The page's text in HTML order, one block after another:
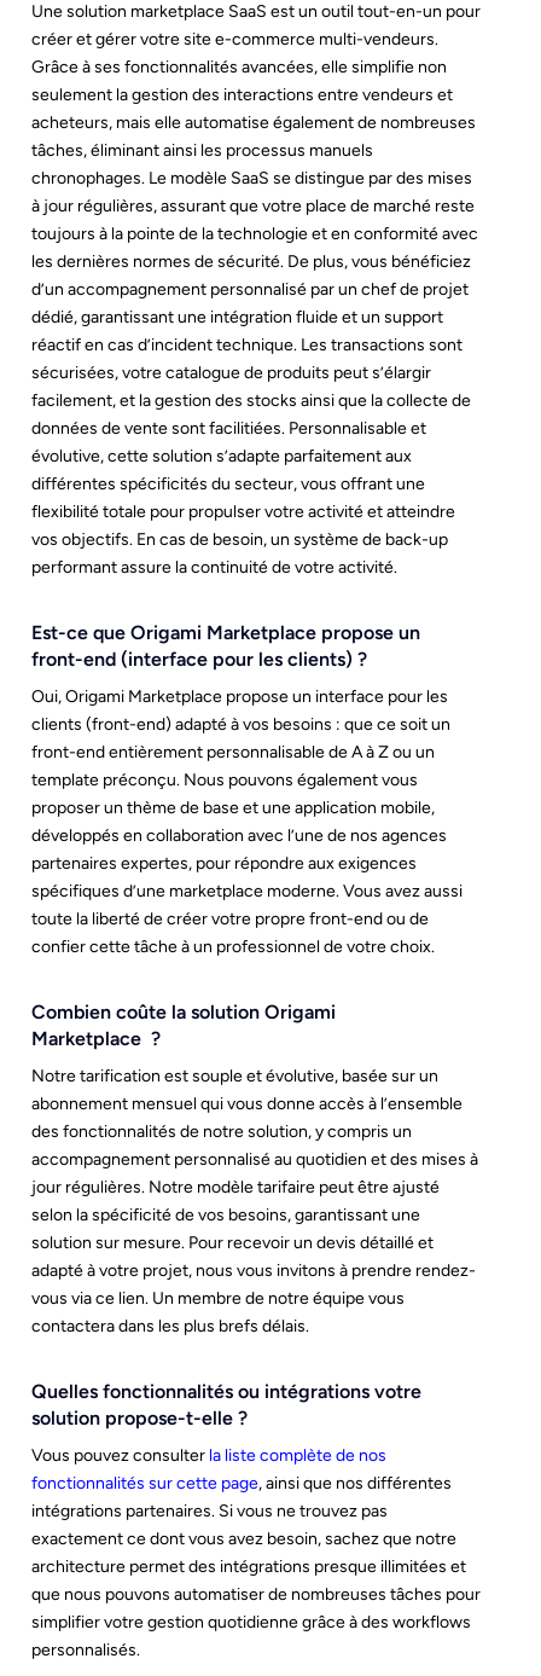
Une solution marketplace SaaS est un outil tout-en-un pour
créer et gérer votre site e-commerce multi-vendeurs.
Grâce à ses fonctionnalités avancées, elle simplifie non
seulement la gestion des interactions entre vendeurs et
acheteurs, mais elle automatise également de nombreuses
tâches, éliminant ainsi les processus manuels
chronophages. Le modèle SaaS se distingue par des mises
à jour régulières, assurant que votre place de marché reste
toujours à la pointe de la technologie et en conformité avec
les dernières normes de sécurité. De plus, vous bénéficiez
d’un accompagnement personnalisé par un chef de projet
dédié, garantissant une intégration fluide et un support
réactif en cas d’incident technique. Les transactions sont
sécurisées, votre catalogue de produits peut s’élargir
facilement, et la gestion des stocks ainsi que la collecte de
données de vente sont facilitiées. Personnalisable et
évolutive, cette solution s’adapte parfaitement aux
différentes spécificités du secteur, vous offrant une
flexibilité totale pour propulser votre activité et atteindre
vos objectifs. En cas de besoin, un système de back-up
performant assure la continuité de votre activité.
Est-ce que Origami Marketplace propose un
front-end (interface pour les clients) ?
Oui, Origami Marketplace propose un interface pour les
clients (front-end) adapté à vos besoins : que ce soit un
front-end entièrement personnalisable de A à Z ou un
template préconçu. Nous pouvons également vous
proposer un thème de base et une application mobile,
développés en collaboration avec l’une de nos agences
partenaires expertes, pour répondre aux exigences
spécifiques d’une marketplace moderne. Vous avez aussi
toute la liberté de créer votre propre front-end ou de
confier cette tâche à un professionnel de votre choix.
Combien coûte la solution Origami
Marketplace ?
Notre tarification est souple et évolutive, basée sur un
abonnement mensuel qui vous donne accès à l’ensemble
des fonctionnalités de notre solution, y compris un
accompagnement personnalisé au quotidien et des mises à
jour régulières. Notre modèle tarifaire peut être ajusté
selon la spécificité de vos besoins, garantissant une
solution sur mesure. Pour recevoir un devis détaillé et
adapté à votre projet, nous vous invitons à prendre rendez-
vous via ce lien. Un membre de notre équipe vous
contactera dans les plus brefs délais.
Quelles fonctionnalités ou intégrations votre
solution propose-t-elle ?
Vous pouvez consulter la liste complète de nos
fonctionnalités sur cette page, ainsi que nos différentes
intégrations partenaires. Si vous ne trouvez pas
exactement ce dont vous avez besoin, sachez que notre
architecture permet des intégrations presque illimitées et
que nous pouvons automatiser de nombreuses tâches pour
simplifier votre gestion quotidienne grâce à des workflows
personnalisés.